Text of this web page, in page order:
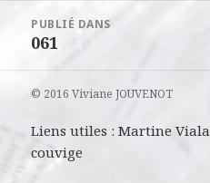
l’article
PUBLIÉ DANS
061
© 2016 Viviane JOUVENOT
Liens utiles :Martine Viala
couvige